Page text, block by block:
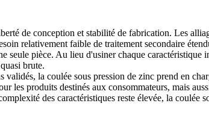
de conception et stabilité de fabrication. Les
relativement faible de traitement secondaire
pièce. Au lieu d'usiner chaque caractéristique
brute.
la coulée sous pression de zinc prend en
les produits destinés aux consommateurs, mais
des caractéristiques reste élevée, la coulée